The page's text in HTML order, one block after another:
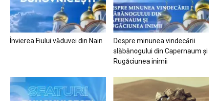
Învierea Fiului văduvei din Nain
Despre minunea vindecării
slăbănogului din Capernaum și
Rugăciunea inimii